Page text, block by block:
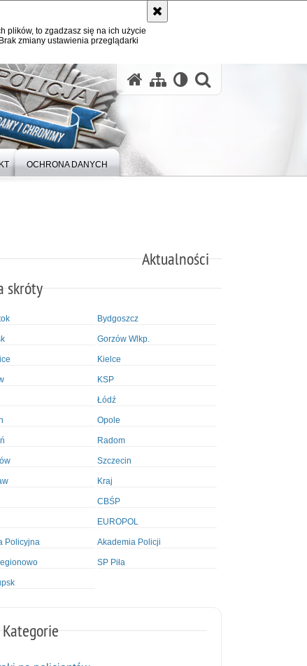
plików, to zgadzasz się na ich użycie
zmiany ustawienia przeglądarki
OCHRONA DANYCH
Aktualności
skróty
Bydgoszcz
Gorzów Wlkp.
Kielce
KSP
Łódź
Opole
Radom
Szczecin
Kraj
CBŚP
EUROPOL
Policyjna Akademia Policji
SP Piła
Kategorie